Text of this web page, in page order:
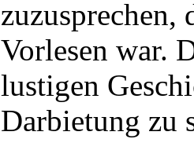
zuzusprechen,
Vorlesen war.
lustigen
Darbietung zu